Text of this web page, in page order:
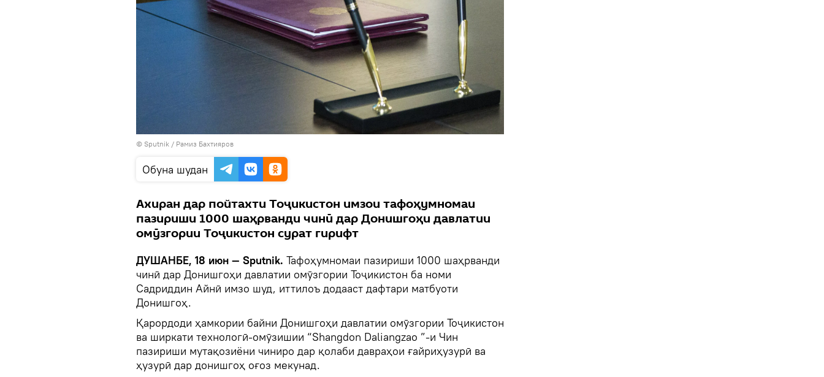
© Sputnik / Рамиз Бахтияров
Обуна шудан
Ахиран дар пойтахти Тоҷикистон имзои тафоҳумномаи
пазириши 1000 шаҳрванди чинӣ дар Донишгоҳи давлатии
омӯзгории Тоҷикистон сурат гирифт
ДУШАНБЕ, 18 июн — Sputnik. Тафоҳумномаи пазириши 1000 шаҳрванди
чинӣ дар Донишгоҳи давлатии омӯзгории Тоҷикистон ба номи
Садриддин Айнӣ имзо шуд, иттилоъ додааст дафтари матбуоти
Донишгоҳ.
Қарордоди ҳамкории байни Донишгоҳи давлатии омӯзгории Тоҷикистон
ва ширкати технологӣ-омӯзишии “Shangdon Daliangzao ”-и Чин
пазириши мутақозиёни чиниро дар қолаби давраҳои ғайриҳузурӣ ва
ҳузурӣ дар донишгоҳ оғоз мекунад.